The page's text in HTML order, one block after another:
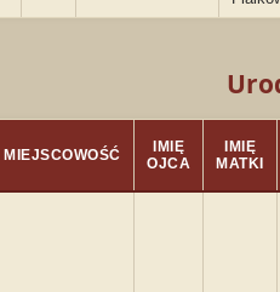
MIEJSCOWOŚĆ
IMIĘ
OJCA
IMIĘ
MATKI